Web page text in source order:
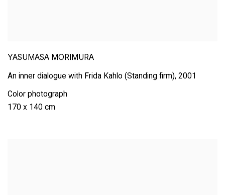
YASUMASA MORIMURA
An inner dialogue with Frida Kahlo (Standing firm), 2001
Color photograph
170 x 140 cm